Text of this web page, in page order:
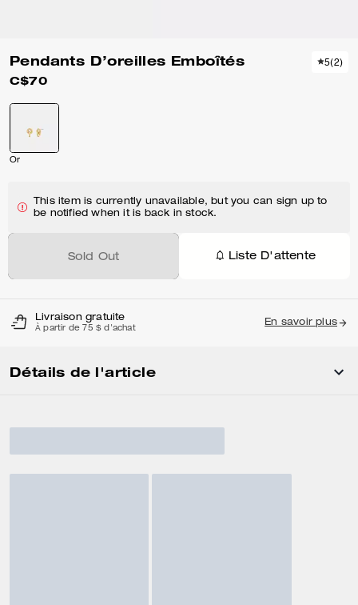
Pendants D’oreilles Emboîtés
C$70
5(2)
Or
This item is currently unavailable, but you can sign up to
be notified when it is back in stock.
Sold Out Liste D'attente
Livraison gratuite
À partir de 75 $ d'achat
En savoir plus
Détails de l'article